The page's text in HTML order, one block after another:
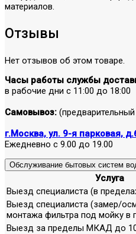
материалов.
Отзывы
Нет отзывов об этом товаре.
Часы работы службы
в рабочие дни с 11:00 до 18:00
Самовывоз:
г.Москва, ул. 9-я парковая,
Ежедневно с 9.00 до 19.00
Обслуживание бытовых систем
Услуга
Выезд специалиста (в
Выезд специалиста (замер/
монтажа фильтра под мойку
Выезд за пределы МКАД до